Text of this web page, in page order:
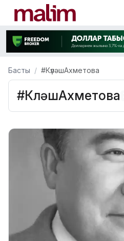
Басты #КүләшАхметова
#КүләшАхметова